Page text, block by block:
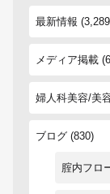
最新情報
メディア掲載
婦人科美容/美
ブログ (830)
腟内フロ